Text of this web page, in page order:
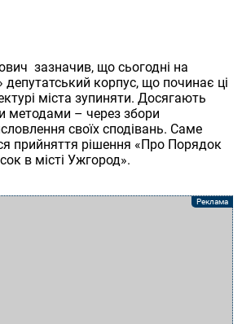
зазначив, що сьогодні на
депутатський корпус, що починає ці
міста зупиняти. Досягають
методами – через збори
своїх сподівань. Саме
прийняття рішення «Про Порядок
в місті Ужгород».